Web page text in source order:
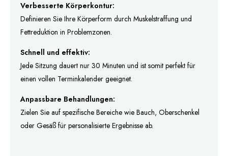
Verbesserte Körperkontur:
Definieren Sie Ihre Körperform durch Muskelstraffung und
Fettreduktion in Problemzonen.
Schnell und effektiv:
Jede Sitzung dauert nur 30 Minuten und ist somit perfekt für
einen vollen Terminkalender geeignet.
Anpassbare Behandlungen:
Zielen Sie auf spezifische Bereiche wie Bauch, Oberschenkel
oder Gesäß für personalisierte Ergebnisse ab.